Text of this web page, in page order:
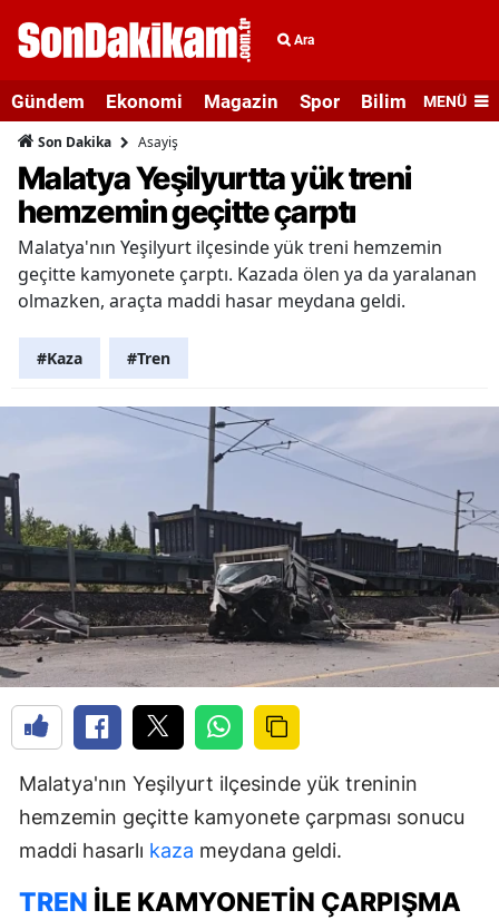
Ara
Gündem Ekonomi Magazin Spor Bilim veMENÜ
Son Dakika Asayiş
Malatya Yeşilyurtta yük treni
hemzemin geçitte çarptı
Malatya'nın Yeşilyurt ilçesinde yük treni hemzemin
geçitte kamyonete çarptı. Kazada ölen ya da yaralanan
olmazken, araçta maddi hasar meydana geldi.
#Kaza #Tren
Malatya'nın Yeşilyurt ilçesinde yük treninin
hemzemin geçitte kamyonete çarpması sonucu
maddi hasarlı kaza meydana geldi.
TREN ILE KAMYONETIN ÇARPIŞMA